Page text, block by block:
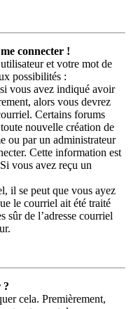
connecter !
et votre mot de
possibilités :
vous avez indiqué avoir
alors vous devrez
Certains forums
nouvelle création de
ou par un administrateur
Cette information est
vous avez reçu un
il se peut que vous ayez
le courriel ait été traité
sûr de l’adresse courriel
?
cela. Premièrement,